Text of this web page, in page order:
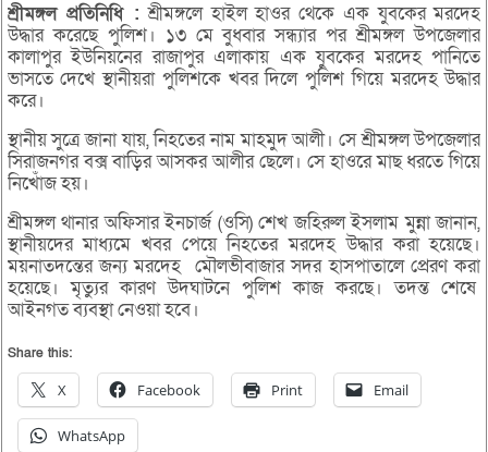
শ্রীমঙ্গলপ্রতিনিধি : শ্রীমঙ্গলে হাইল হাওর থেকে এক যুবকের মরদেহ
উদ্ধার করেছে পুলিশ। ১৩ মে বুধবার সন্ধ্যার পর শ্রীমঙ্গল উপজেলার
কালাপুর ইউনিয়নের রাজাপুর এলাকায় এক যুবকের মরদেহ পানিতে
ভাসতে দেখে স্থানীয়রা পুলিশকে খবর দিলে পুলিশ গিয়ে মরদেহ উদ্ধার
করে।
স্থানীয় সুত্রে জানা যায়, নিহতের নাম মাহমুদ আলী। সে শ্রীমঙ্গল উপজেলার
সিরাজনগর বক্স বাড়ির আসকর আলীর ছেলে। সে হাওরে মাছ ধরতে গিয়ে
নিখোঁজ হয়।
শ্রীমঙ্গল থানার অফিসার ইনচার্জ (ওসি) শেখ জহিরুল ইসলাম মুন্না জানান,
স্থানীয়দের মাধ্যমে খবর পেয়ে নিহতের মরদেহ উদ্ধার করা হয়েছে।
ময়নাতদন্তের জন্য মরদেহ মৌলভীবাজার সদর হাসপাতালে প্রেরণ করা
হয়েছে। মৃত্যুর কারণ উদঘাটনে পুলিশ কাজ করছে। তদন্ত শেষে
আইনগত ব্যবস্থা নেওয়া হবে।
Share this:
X Facebook Print Email
WhatsApp